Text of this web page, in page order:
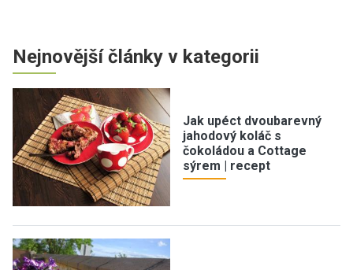
Nejnovější články v kategorii
Jak upéct dvoubarevný
jahodový koláč s
čokoládou a Cottage
sýrem | recept